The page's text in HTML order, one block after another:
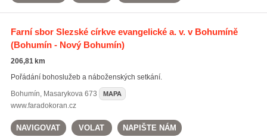
Farní sbor Slezské církve evangelické a. v. v Bohumíně
(Bohumín - Nový Bohumín)
206,81 km
Pořádání bohoslužeb a náboženských setkání.
Bohumín, Masarykova 673 MAPA
www.faradokoran.cz
NAVIGOVAT VOLAT NAPIŠTE NÁM